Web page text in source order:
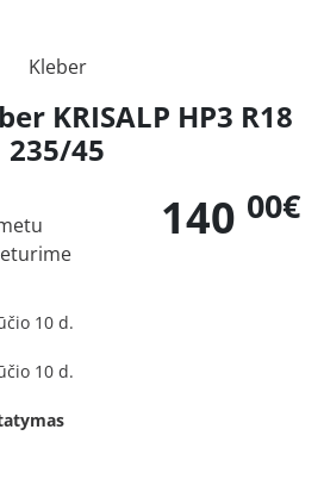
Kleber
KRISALP HP3 R18
235/45
140 00€
10 d.
10 d.